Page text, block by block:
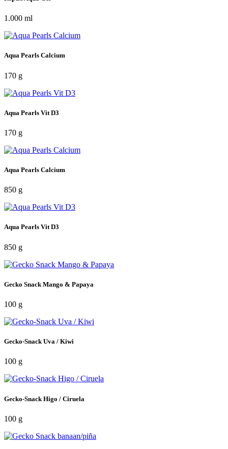
1.000 ml
Aqua Pearls Calcium
170 g
Aqua Pearls Vit D3
170 g
Aqua Pearls Calcium
850 g
Aqua Pearls Vit D3
850 g
Gecko Snack Mango & Papaya
100 g
Gecko-Snack Uva / Kiwi
100 g
Gecko-Snack Higo / Ciruela
100 g